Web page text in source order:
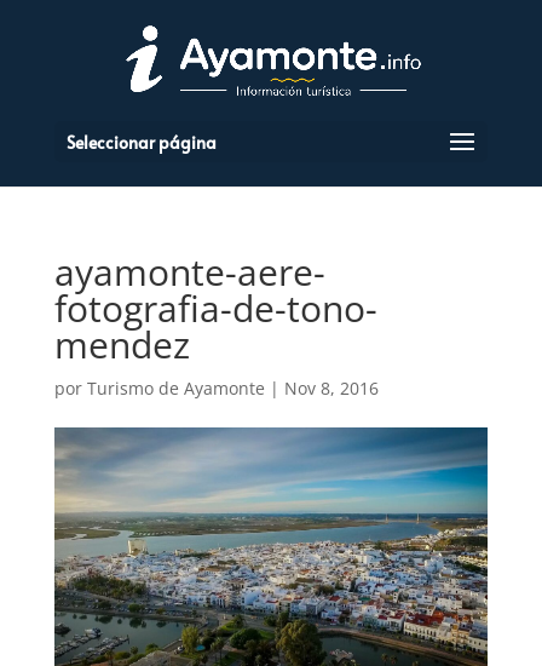
Seleccionar página
ayamonte-aere-
fotografia-de-tono-
mendez
por Turismo de Ayamonte | Nov 8, 2016